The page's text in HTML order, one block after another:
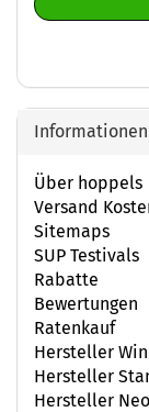
ANMELDUNG
Informationen
Über hoppels
Versand
Sitemaps
SUP Testivals
Rabatte
Bewertungen
Ratenkauf
Hersteller
Hersteller
Hersteller